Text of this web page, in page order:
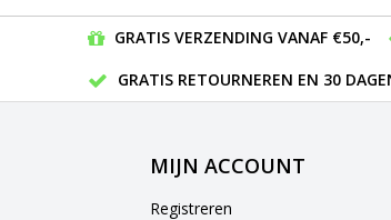
GRATIS VERZENDING VANAF €50,-
GRATIS RETOURNEREN EN 30
MIJN ACCOUNT
Registreren